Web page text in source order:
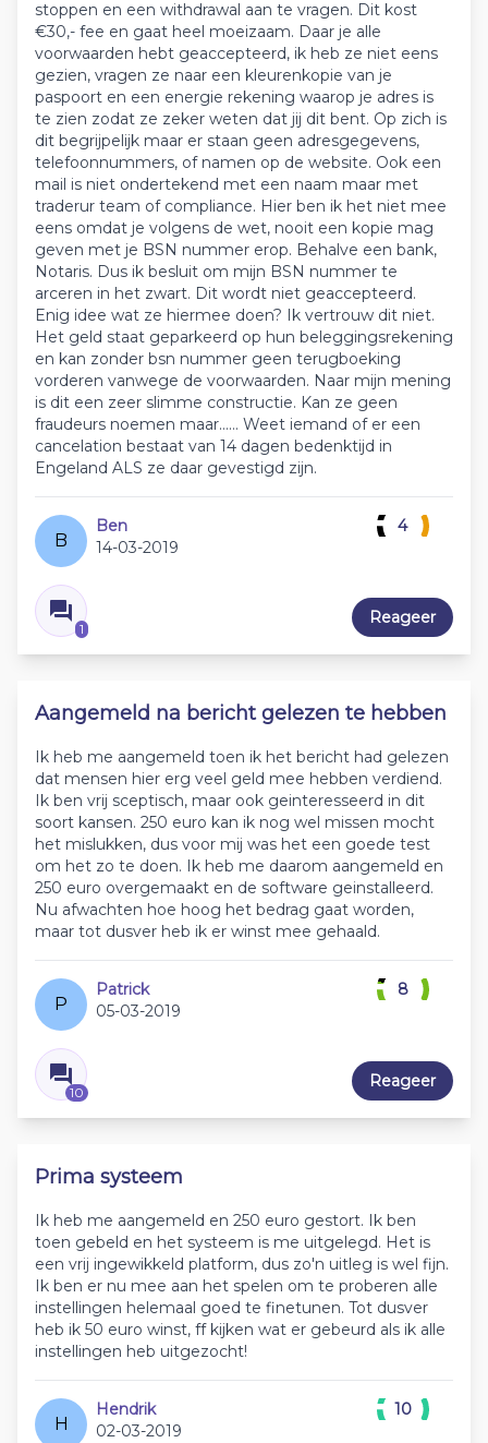
stoppen en een withdrawal aan te vragen. Dit kost
€30,- fee en gaat heel moeizaam. Daar je alle
voorwaarden hebt geaccepteerd, ik heb ze niet eens
gezien, vragen ze naar een kleurenkopie van je
paspoort en een energie rekening waarop je adres is
te zien zodat ze zeker weten dat jij dit bent. Op zich is
dit begrijpelijk maar er staan geen adresgegevens,
telefoonnummers, of namen op de website. Ook een
mail is niet ondertekend met een naam maar met
traderur team of compliance. Hier ben ik het niet mee
eens omdat je volgens de wet, nooit een kopie mag
geven met je BSN nummer erop. Behalve een bank,
Notaris. Dus ik besluit om mijn BSN nummer te
arceren in het zwart. Dit wordt niet geaccepteerd.
Enig idee wat ze hiermee doen? Ik vertrouw dit niet.
Het geld staat geparkeerd op hun beleggingsrekening
en kan zonder bsn nummer geen terugboeking
vorderen vanwege de voorwaarden. Naar mijn mening
is dit een zeer slimme constructie. Kan ze geen
fraudeurs noemen maar…… Weet iemand of er een
cancelation bestaat van 14 dagen bedenktijd in
Engeland ALS ze daar gevestigd zijn.
B
Ben
14-03-2019
1
4
Reageer
Aangemeld na bericht gelezen te hebben
Ik heb me aangemeld toen ik het bericht had gelezen
dat mensen hier erg veel geld mee hebben verdiend.
Ik ben vrij sceptisch, maar ook geinteresseerd in dit
soort kansen. 250 euro kan ik nog wel missen mocht
het mislukken, dus voor mij was het een goede test
om het zo te doen. Ik heb me daarom aangemeld en
250 euro overgemaakt en de software geinstalleerd.
Nu afwachten hoe hoog het bedrag gaat worden,
maar tot dusver heb ik er winst mee gehaald.
P
Patrick
05-03-2019
10
8
Reageer
Prima systeem
Ik heb me aangemeld en 250 euro gestort. Ik ben
toen gebeld en het systeem is me uitgelegd. Het is
een vrij ingewikkeld platform, dus zo'n uitleg is wel fijn.
Ik ben er nu mee aan het spelen om te proberen alle
instellingen helemaal goed te finetunen. Tot dusver
heb ik 50 euro winst, ff kijken wat er gebeurd als ik alle
instellingen heb uitgezocht!
H
Hendrik
02-03-2019
10